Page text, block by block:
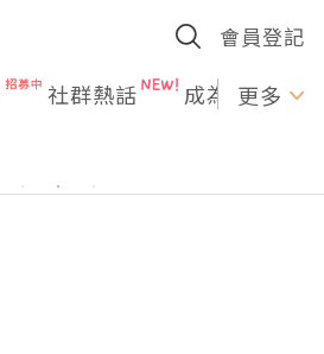
會員登記
社群熱話 成為U更多